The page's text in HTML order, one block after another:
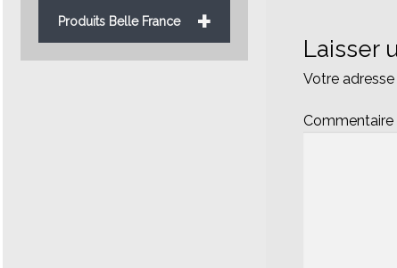
Laisser
Votre
Commentaire
+
Produits Belle France